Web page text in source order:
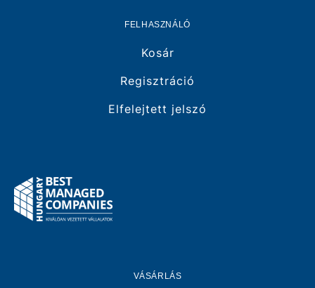
FELHASZNÁLÓ
Kosár
Regisztráció
Elfelejtett jelszó
VÁSÁRLÁS